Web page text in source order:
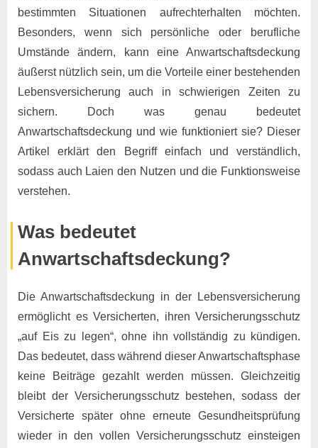
bestimmten Situationen aufrechterhalten möchten.
Besonders, wenn sich persönliche oder berufliche
Umstände ändern, kann eine Anwartschaftsdeckung
äußerst nützlich sein, um die Vorteile einer bestehenden
Lebensversicherung auch in schwierigen Zeiten zu
sichern. Doch was genau bedeutet
Anwartschaftsdeckung und wie funktioniert sie? Dieser
Artikel erklärt den Begriff einfach und verständlich,
sodass auch Laien den Nutzen und die Funktionsweise
verstehen.
Was bedeutet
Anwartschaftsdeckung?
Die Anwartschaftsdeckung in der Lebensversicherung
ermöglicht es Versicherten, ihren Versicherungsschutz
„auf Eis zu legen“, ohne ihn vollständig zu kündigen.
Das bedeutet, dass während dieser Anwartschaftsphase
keine Beiträge gezahlt werden müssen. Gleichzeitig
bleibt der Versicherungsschutz bestehen, sodass der
Versicherte später ohne erneute Gesundheitsprüfung
wieder in den vollen Versicherungsschutz einsteigen